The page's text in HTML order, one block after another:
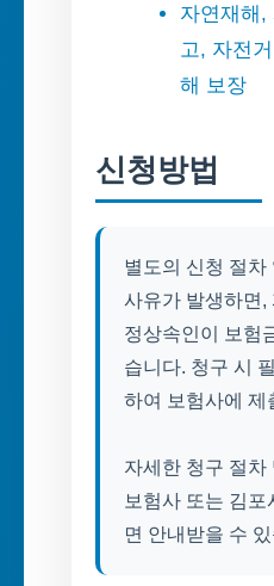
자연재해,
고, 자전
해 보장
신청방법
별도의 신청 절차
사유가 발생하면,
정상속인이 보험
습니다. 청구 시
하여 보험사에 제
자세한 청구 절차
보험사 또는 김포
면 안내받을 수